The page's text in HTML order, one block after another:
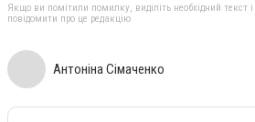
Якщо ви помітили помилку, виділіть необхідний текст
повідомити про це редакцію
Антоніна Сімаченко